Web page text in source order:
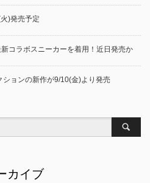
)発売予定
コラボスニーカーを着用！近日発売か
ションの新作が9/10(金)より発売
カイブ